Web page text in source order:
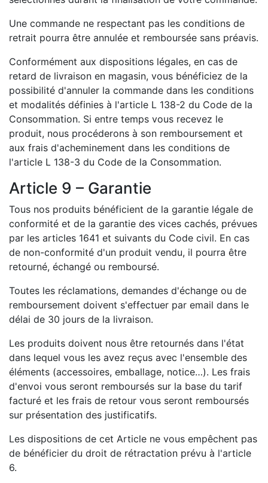
Une commande ne respectant pas les conditions de
retrait pourra être annulée et remboursée sans préavis.
Conformément aux dispositions légales, en cas de
retard de livraison en magasin, vous bénéficiez de la
possibilité d'annuler la commande dans les conditions
et modalités définies à l'article L 138-2 du Code de la
Consommation. Si entre temps vous recevez le
produit, nous procéderons à son remboursement et
aux frais d'acheminement dans les conditions de
l'article L 138-3 du Code de la Consommation.
Article 9 – Garantie
Tous nos produits bénéficient de la garantie légale de
conformité et de la garantie des vices cachés, prévues
par les articles 1641 et suivants du Code civil. En cas
de non-conformité d'un produit vendu, il pourra être
retourné, échangé ou remboursé.
Toutes les réclamations, demandes d'échange ou de
remboursement doivent s'effectuer par email dans le
délai de 30 jours de la livraison.
Les produits doivent nous être retournés dans l'état
dans lequel vous les avez reçus avec l'ensemble des
éléments (accessoires, emballage, notice…). Les frais
d'envoi vous seront remboursés sur la base du tarif
facturé et les frais de retour vous seront remboursés
sur présentation des justificatifs.
Les dispositions de cet Article ne vous empêchent pas
de bénéficier du droit de rétractation prévu à l'article
6.